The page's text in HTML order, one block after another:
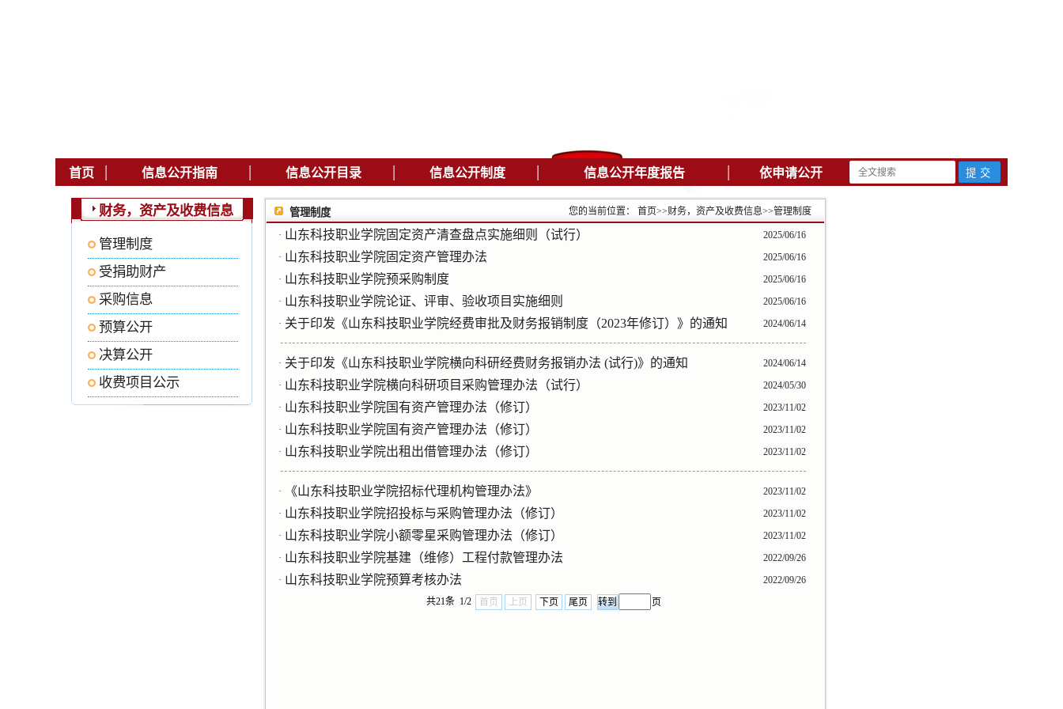
首页 | 信息公开指南 | 信息公开目录 | 信息公开制度 | 信息公开年度报告 | 依申请公开
财务，资产及收费信息
管理制度
受捐助财产
采购信息
预算公开
决算公开
收费项目公示
管理制度 您的当前位置： 首页>>财务，资产及收费信息>>管理制度
· 山东科技职业学院固定资产清查盘点实施细则（试行）
2025/06/16
· 山东科技职业学院固定资产管理办法
2025/06/16
· 山东科技职业学院预采购制度
2025/06/16
· 山东科技职业学院论证、评审、验收项目实施细则
2025/06/16
· 关于印发《山东科技职业学院经费审批及财务报销制度（2023年修订）》的通知 2024/06/14
· 关于印发《山东科技职业学院横向科研经费财务报销办法 (试行)》的通知
2024/06/14
· 山东科技职业学院横向科研项目采购管理办法（试行）
2024/05/30
· 山东科技职业学院国有资产管理办法（修订）
2023/11/02
· 山东科技职业学院国有资产管理办法（修订）
2023/11/02
· 山东科技职业学院出租出借管理办法（修订） 2023/11/02
· 《山东科技职业学院招标代理机构管理办法》
2023/11/02
· 山东科技职业学院招投标与采购管理办法（修订）
2023/11/02
· 山东科技职业学院小额零星采购管理办法（修订）
2023/11/02
· 山东科技职业学院基建（维修）工程付款管理办法
2022/09/26
· 山东科技职业学院预算考核办法
2022/09/26
共21条 1/2
首页 上页 下页 尾页 页